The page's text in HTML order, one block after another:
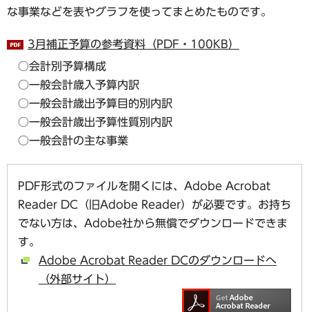
な事業などを表やグラフを使ってまとめたものです。
3月補正予算の参考資料（PDF・100KB）
○会計別予算構成
○一般会計歳入予算内訳
○一般会計歳出予算目的別内訳
○一般会計歳出予算性質別内訳
○一般会計の主な事業
PDF形式のファイルを開くには、Adobe Acrobat
Reader DC（旧Adobe Reader）が必要です。お持ち
でない方は、Adobe社から無償でダウンロードできま
す。
Adobe Acrobat Reader DCのダウンロードへ
（外部サイト）